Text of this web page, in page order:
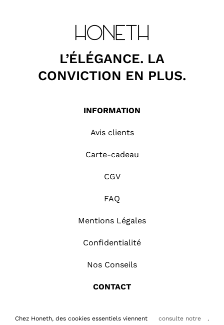
L’ÉLÉGANCE. LA
CONVICTION EN PLUS.
INFORMATION
Avis clients
Carte-cadeau
CGV
FAQ
Mentions Légales
Confidentialité
Nos Conseils
CONTACT
Copyright Honeth.fr | Tous droits réservés |
Chez Honeth, des cookies essentiels viennent consulte notre .